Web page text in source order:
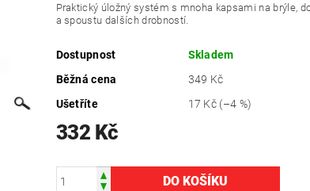
Praktický úložný systém s mnoha kapsami na brýle,
a spoustu dalších drobností.
Dostupnost
Skladem
Běžná cena
349 Kč
Ušetříte
17 Kč (–4 %)
332 Kč